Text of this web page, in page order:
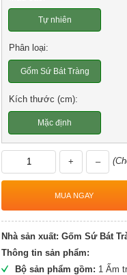
Tự nhiên
Phân loại:
Gốm Sứ Bát Tràng
Kích thước (cm):
Mặc định
+ –
Nhà sản xuất: Gốm Sứ Bát
Thông tin sản phẩm:
Bộ sản phẩm gồm: 1 Ấm